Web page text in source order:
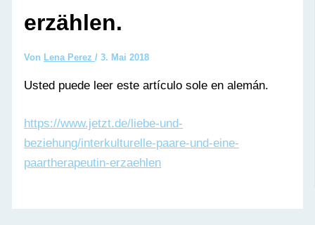
erzählen.
Von Lena Perez/3. Mai 2018
Usted puede leer este artículo sole en alemán.
https://www.jetzt.de/liebe-und-
beziehung/interkulturelle-paare-und-eine-
paartherapeutin-erzaehlen